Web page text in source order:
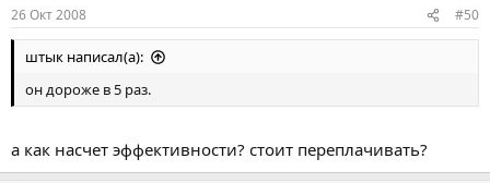
26 Окт 2008 #50
штык написал(а):
он дороже в 5 раз.
а как насчет эффективности? стоит переплачивать?